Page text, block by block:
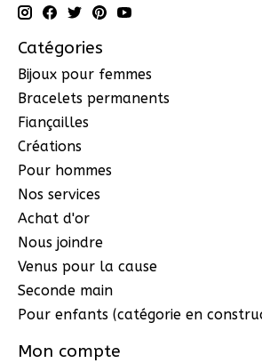
Catégories
Bijoux pour femmes
Bracelets permanents
Fiançailles
Créations
Pour hommes
Nos services
Achat d'or
Nous joindre
Venus pour la cause
Seconde main
Pour enfants (catégorie en
Mon compte